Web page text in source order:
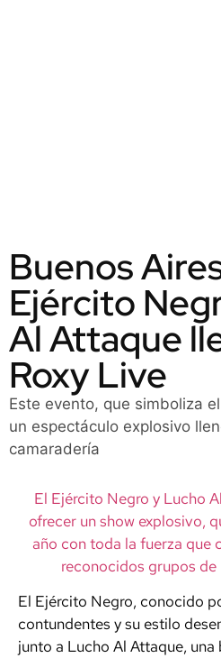
Buenos
Ejército
Al Attaque
Roxy Live
Este evento, que simboliza
un espectáculo explosivo
camaradería
El Ejército Negro y Lucho
ofrecer un show explosivo,
año con toda la fuerza que
reconocidos grupos de
El Ejército Negro, conocido
contundentes y su estilo
junto a Lucho Al Attaque,